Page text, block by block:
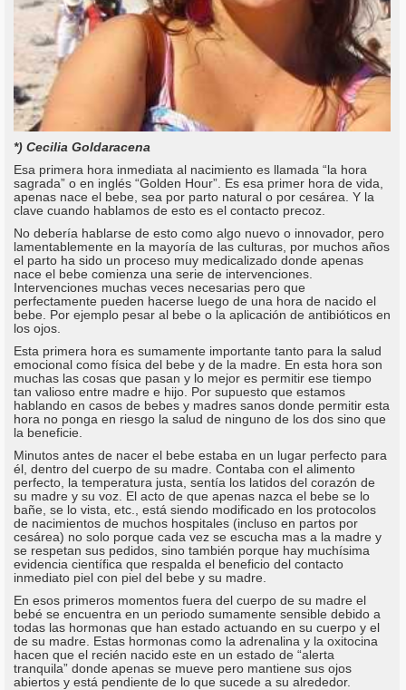
*) Cecilia Goldaracena
Esa primera hora inmediata al nacimiento es llamada “la hora
sagrada” o en inglés “Golden Hour”. Es esa primer hora de vida,
apenas nace el bebe, sea por parto natural o por cesárea. Y la
clave cuando hablamos de esto es el contacto precoz.
No debería hablarse de esto como algo nuevo o innovador, pero
lamentablemente en la mayoría de las culturas, por muchos años
el parto ha sido un proceso muy medicalizado donde apenas
nace el bebe comienza una serie de intervenciones.
Intervenciones muchas veces necesarias pero que
perfectamente pueden hacerse luego de una hora de nacido el
bebe. Por ejemplo pesar al bebe o la aplicación de antibióticos en
los ojos.
Esta primera hora es sumamente importante tanto para la salud
emocional como física del bebe y de la madre. En esta hora son
muchas las cosas que pasan y lo mejor es permitir ese tiempo
tan valioso entre madre e hijo. Por supuesto que estamos
hablando en casos de bebes y madres sanos donde permitir esta
hora no ponga en riesgo la salud de ninguno de los dos sino que
la beneficie.
Minutos antes de nacer el bebe estaba en un lugar perfecto para
él, dentro del cuerpo de su madre. Contaba con el alimento
perfecto, la temperatura justa, sentía los latidos del corazón de
su madre y su voz. El acto de que apenas nazca el bebe se lo
bañe, se lo vista, etc., está siendo modificado en los protocolos
de nacimientos de muchos hospitales (incluso en partos por
cesárea) no solo porque cada vez se escucha mas a la madre y
se respetan sus pedidos, sino también porque hay muchísima
evidencia científica que respalda el beneficio del contacto
inmediato piel con piel del bebe y su madre.
En esos primeros momentos fuera del cuerpo de su madre el
bebé se encuentra en un periodo sumamente sensible debido a
todas las hormonas que han estado actuando en su cuerpo y el
de su madre. Estas hormonas como la adrenalina y la oxitocina
hacen que el recién nacido este en un estado de “alerta
tranquila” donde apenas se mueve pero mantiene sus ojos
abiertos y está pendiente de lo que sucede a su alrededor.